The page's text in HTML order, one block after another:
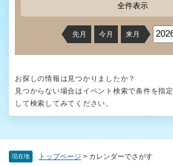
現在地 トップページ > カレンダーでさがす
全件表示
先月 今月 来月
お探しの情報は見つかりましたか？
見つからない場合はイベント検索で条件を指定
して検索してみてください。